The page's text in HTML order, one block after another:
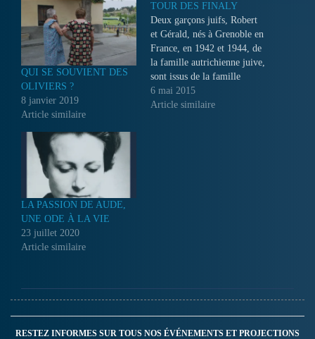
QUI SE SOUVIENT DES
OLIVIERS ?
8 janvier 2019
Article similaire
TOUR DES FINALY
Deux garçons juifs, Robert
et Gérald, nés à Grenoble en
France, en 1942 et 1944, de
la famille autrichienne juive,
sont issus de la famille
Finaly. Leurs parents ont été
envoyés à Auschwitz et ils se
6 mai 2015
Article similaire
LA PASSION DE AUDE,
UNE ODE À LA VIE
23 juillet 2020
Article similaire
RESTEZ INFORMES SUR TOUS NOS ÉVÉNEMENTS ET PROJECTIONS